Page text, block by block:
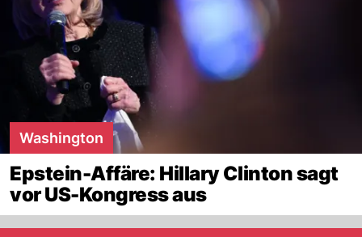
Washington
Epstein-Affäre: Hillary Clinton sagt
vor US-Kongress aus